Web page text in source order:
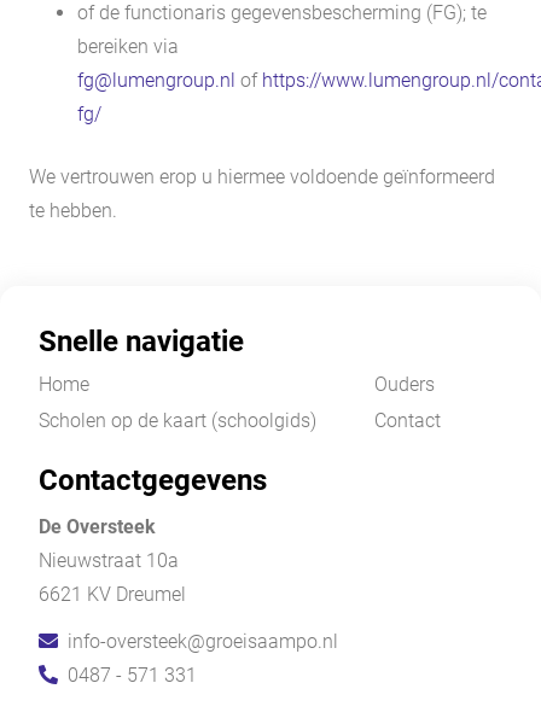
of de functionaris gegevensbescherming (FG); te
bereiken via
fg@lumengroup.nl of https://www.lumengroup.nl/
fg/
We vertrouwen erop u hiermee voldoende geïnformeerd
te hebben.
Snelle navigatie
Home
Scholen op de kaart (schoolgids)
Ouders
Contact
Contactgegevens
De Oversteek
Nieuwstraat 10a
6621 KV Dreumel
info-oversteek@groeisaampo.nl
0487 - 571 331